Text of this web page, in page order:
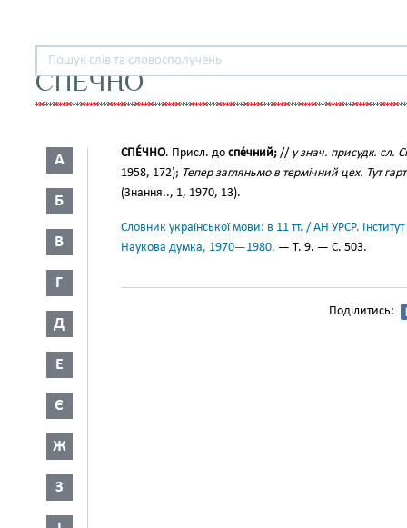
СПЕЧНО
А
Б
В
Г
Д
Е
Є
Ж
З
СПЕ́ЧНО. Присл. до спе́чний; // у знач. присудк. сл.
1958, 172); Тепер загляньмо в термічний цех. Тут
(Знання.., 1, 1970, 13).
Словник української мови: в 11 тт. / АН УРСР.
Наукова думка, 1970—1980. — Т. 9. — С. 503.
Поділитись: